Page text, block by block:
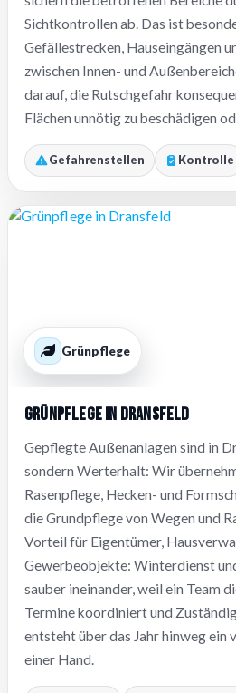
Sichtkontrollen ab. Das ist
Gefällestrecken, Hauseingängen
zwischen Innen- und
darauf, die Rutschgefahr
Flächen unnötig zu beschädigen
Gefahrenstellen Kontrolle
Grünpflege
Grünpflege in Dransfeld
Gepflegte Außenanlagen sind in
sondern Werterhalt: Wir
Rasenpflege, Hecken- und
die Grundpflege von Wegen und
Vorteil für Eigentümer,
Gewerbeobjekte: Winterdienst
sauber ineinander, weil ein Team
Termine koordiniert und
entsteht über das Jahr hinweg ein
einer Hand.